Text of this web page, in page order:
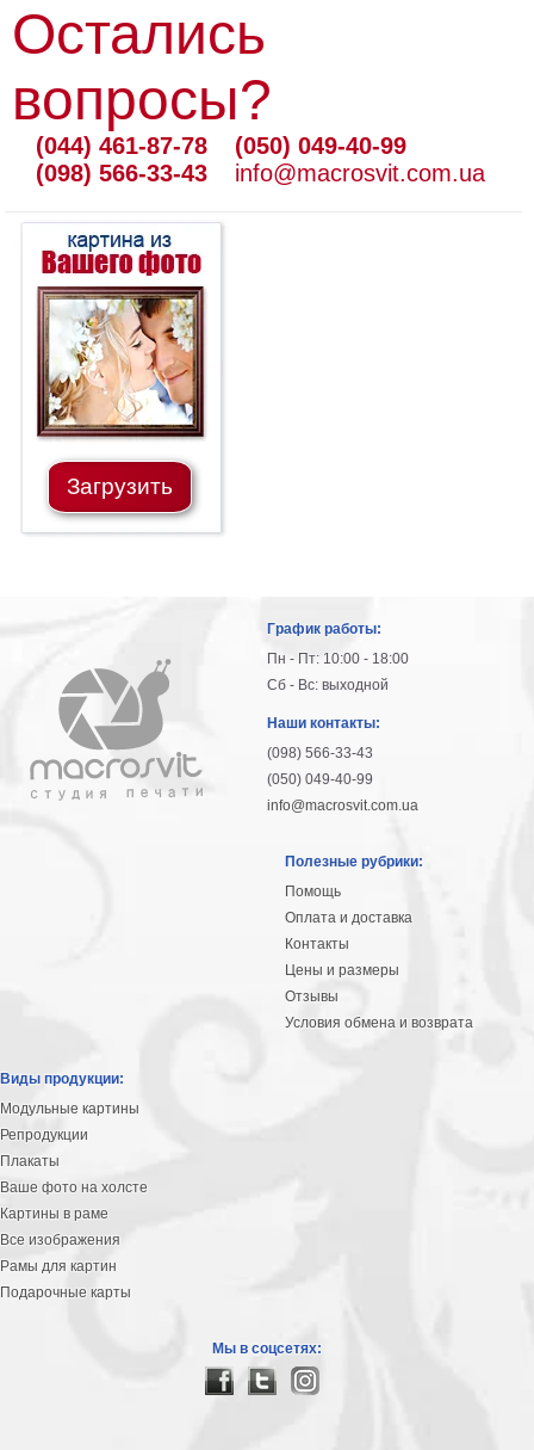
Остались
вопросы?
(044) 461-87-78
(098) 566-33-43
(050) 049-40-99
info@macrosvit.com.ua
Загрузить
График работы:
Пн - Пт: 10:00 - 18:00
Сб - Вс: выходной
Наши контакты:
(098) 566-33-43
(050) 049-40-99
info@macrosvit.com.ua
Полезные рубрики:
Помощь
Оплата и доставка
Контакты
Цены и размеры
Отзывы
Условия обмена и возврата
Виды продукции:
Модульные картины
Репродукции
Плакаты
Ваше фото на холсте
Картины в раме
Все изображения
Рамы для картин
Подарочные карты
Мы в соцсетях: